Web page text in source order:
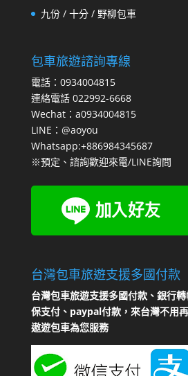
九份 / 十分 / 野柳包車
包車旅遊諮詢專線
電話：0934004815
連絡電話 022992-6668
Wechat：a0934004815
LINE：@aoyou
Whatsapp:+886984345687
※預定、諮詢歡迎來電/LINE詢問
台灣包車旅遊支援多國付款
台灣包車旅遊支援多國付款、銀行
保支付、paypal付款，來台灣不用
遨遊包車為您服務